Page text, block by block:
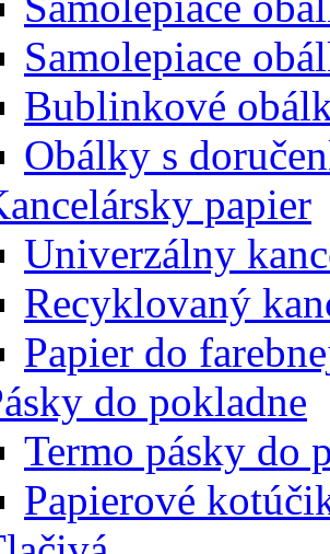
Samolepiace
Bublinkové
Obálky s
papier
Univerzálny
Recyklovaný
Papier do
do pokladne
Termo pásky do
Papierové